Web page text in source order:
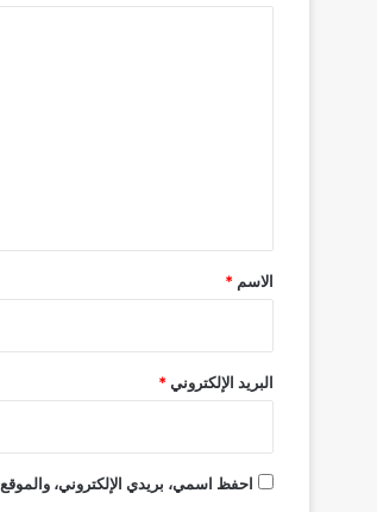
*
الاسم *
البريد الإلكتروني *
احفظ اسمي، بريدي الإلكتروني،